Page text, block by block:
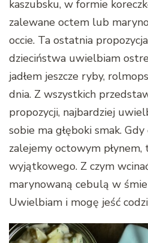
kaszubsku, w formie
zalewane octem lub
occie. Ta ostatnia
dzieciństwa uwielbiam
jadłem jeszcze ryby,
dnia. Z wszystkich
propozycji, najbardziej
sobie ma głęboki smak.
zalejemy octowym
wyjątkowego. Z czym
marynowaną cebulą w
Uwielbiam i mogę jeść